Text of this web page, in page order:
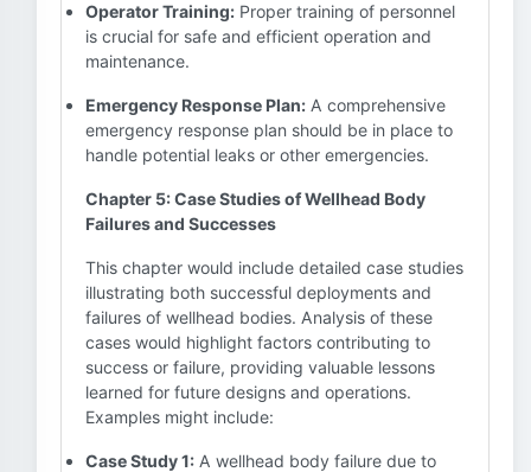
Operator Training: Proper training of personnel
is crucial for safe and efficient operation and
maintenance.
Emergency Response Plan: A comprehensive
emergency response plan should be in place to
handle potential leaks or other emergencies.
Chapter 5: Case Studies of Wellhead Body
Failures and Successes
This chapter would include detailed case studies
illustrating both successful deployments and
failures of wellhead bodies. Analysis of these
cases would highlight factors contributing to
success or failure, providing valuable lessons
learned for future designs and operations.
Examples might include:
Case Study 1: A wellhead body failure due to